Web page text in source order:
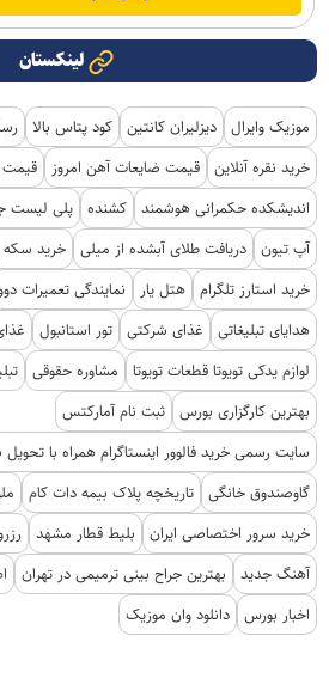
لینکستان
موزیک وایرال دیزلیران کانتین کود پتاس بالا
خرید نقره آنلاین قیمت ضایعات آهن امروز
قیمت
اندیشکده حکمرانی هوشمند کشنده پلی لیست
آپ تیون دریافت طلای آبشده از میلی خرید سکه
خرید استارز تلگرام هتل یار نمایندگی تعمیرات
هدایای تبلیغاتی
غذای شرکتی تور استانبول
لوازم یدکی تویوتا قطعات تویوتا
مشاوره حقوقی
بهترین کارگزاری بورس ثبت نام آمارکتس
سایت رسمی خرید فالوور اینستاگرام همراه با
گاوصندوق خانگی تاریخچه پلاک بیمه دات کام
خرید سرور اختصاصی ایران
بلیط قطار مشهد
آهنگ جدید
بهترین جراح بینی ترمیمی در تهران
اخبار بورس دانلود وان موزیک